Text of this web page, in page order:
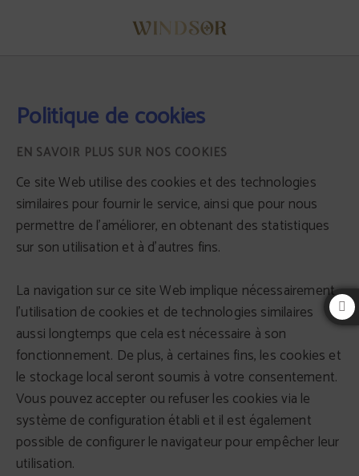
Politique de cookies
EN SAVOIR PLUS SUR NOS COOKIES
Ce site Web utilise des cookies et des technologies
similaires pour fournir le service, ainsi que pour nous
permettre de l'améliorer, en obtenant des statistiques
sur son utilisation et à d'autres fins.
La navigation sur ce site Web implique nécessairement
l'utilisation de cookies et de technologies similaires
aussi longtemps que cela est nécessaire à son
fonctionnement. De plus, à certaines fins, les cookies et
le stockage local seront soumis à votre consentement.
Vous pouvez accepter ou refuser les cookies via le
système de configuration établi et il est également
possible de configurer le navigateur pour empêcher leur
utilisation.